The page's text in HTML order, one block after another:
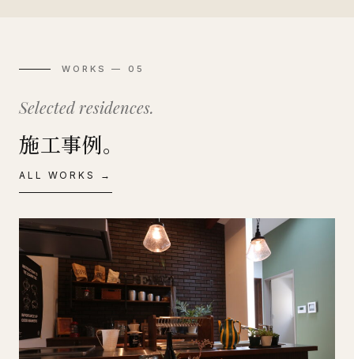
WORKS — 05
Selected residences.
施工事例。
ALL WORKS →